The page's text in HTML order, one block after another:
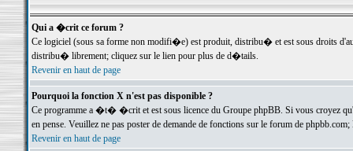
Qui a �crit ce forum ?
Ce logiciel (sous sa forme non modifi�e) est produit, distribu� et est sous droits
distribu� librement; cliquez sur le lien pour plus de d�tails.
Revenir en haut de page
Pourquoi la fonction X n'est pas disponible ?
Ce programme a �t� �crit et est sous licence du Groupe phpBB. Si vous croyez
en pense. Veuillez ne pas poster de demande de fonctions sur le forum de
Revenir en haut de page